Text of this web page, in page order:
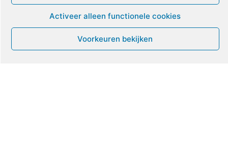
Activeer alleen functionele cookies
Voorkeuren bekijken
31 1 2 3 4 5 6